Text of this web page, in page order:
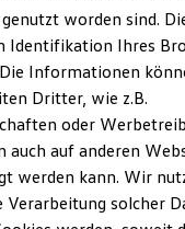
Updates
ID.
worden sind.
Identifikation Ihres
Informationen
Dritter, wie z.B.
oder
auch auf anderen
werden kann. Wir
solcher